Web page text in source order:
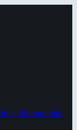
la Humanidad